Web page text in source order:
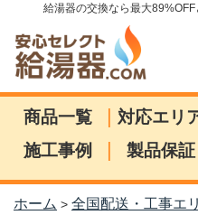
給湯器の交換なら最大
商品一覧 | 対応エリ
施工事例
| 製品保証
ホーム > 全国配送・工事エ